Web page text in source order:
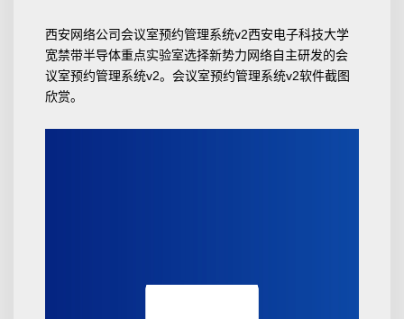
西安网络公司会议室预约管理系统v2西安电子科技大学
宽禁带半导体重点实验室选择新势力网络自主研发的会
议室预约管理系统v2。会议室预约管理系统v2软件截图
欣赏。